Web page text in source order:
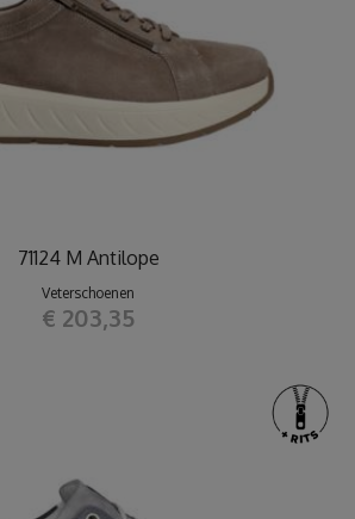
71124 M Antilope
Veterschoenen
€ 203,35